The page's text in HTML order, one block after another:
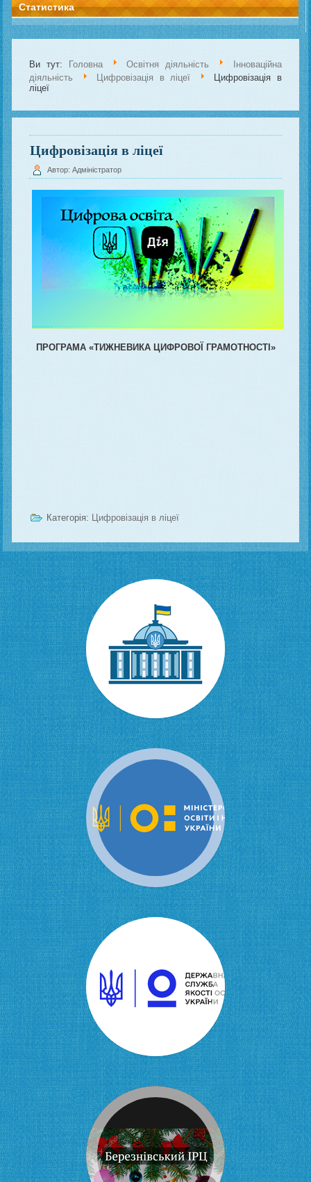
Статистика
Ви тут: Головна Освітня діяльність
Інноваційна
діяльність
Цифровізація в ліцеї
Цифровізація в
ліцеї
Цифровізація в ліцеї
Автор: Адміністратор
ПРОГРАМА «ТИЖНЕВИКА ЦИФРОВОЇ ГРАМОТНОСТІ»
Категорія: Цифровізація в ліцеї